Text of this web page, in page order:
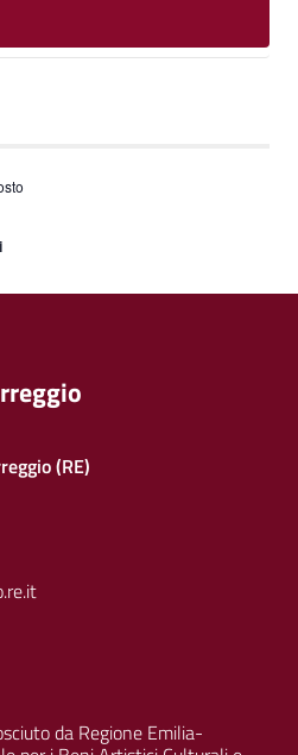
(RE)
da Regione Emilia-